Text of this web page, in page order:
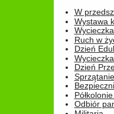
W
Wystawa
Ruch w
Dzień
Dzień
Odbiór